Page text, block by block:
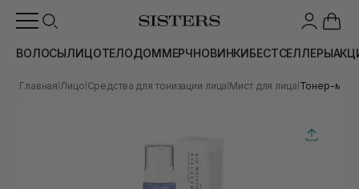
ВОЛОСЫЛИЦОТЕЛОДОММЕРЧНОВИНКИБЕСТСЕЛЛЕРЫ
Главная Лицо Средства для тонизации лица Мист для лица Тонер-мист